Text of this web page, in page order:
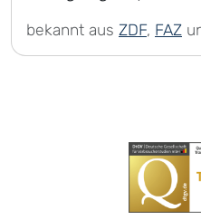
bekannt aus ZDF, FAZ